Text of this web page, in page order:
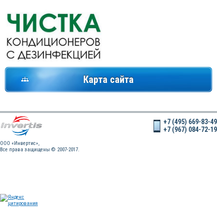
Карта сайта
OOO «Инвертис»,
Все права защищены © 2007-2017.
+7 (495) 669-83-49
+7 (967) 084-72-19